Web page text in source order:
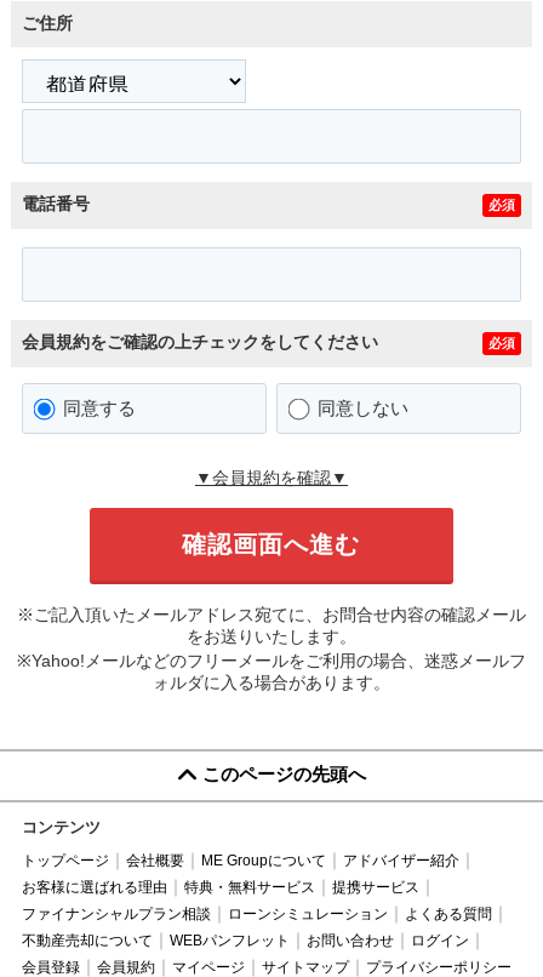
ご住所
電話番号 必須
会員規約をご確認の上チェックをしてください 必須
同意する 同意しない
▼会員規約を確認▼
※ご記入頂いたメールアドレス宛てに、お問合せ内容の確認メール
をお送りいたします。
※Yahoo!メールなどのフリーメールをご利用の場合、迷惑メールフ
ォルダに入る場合があります。
このページの先頭へ
コンテンツ
トップページ 会社概要 ME Groupについて
アドバイザー紹介
お客様に選ばれる理由
特典・無料サービス
提携サービス
ファイナンシャルプラン相談
ローンシミュレーション
よくある質問
不動産売却について
WEBパンフレット お問い合わせ
ログイン
会員登録
会員規約 マイページ サイトマップ プライバシーポリシー